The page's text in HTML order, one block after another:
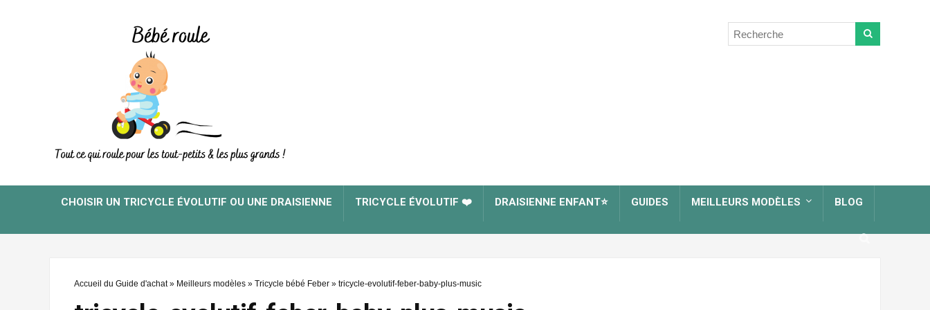
CHOISIR UN TRICYCLE ÉVOLUTIF OU UNE DRAISIENNE TRICYCLE ÉVOLUTIF ❤️ DRAISIENNE ENFANT⭐ GUIDES MEILLEURS MODÈLES BLOG
Accueil du Guide d'achat» Meilleurs modèles » Tricycle bébé Feber » tricycle-evolutif-feber-baby-plus-music